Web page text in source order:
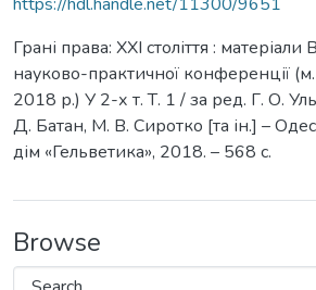
Грані права: ХХІ століття : матеріали
науково-практичної конференції
2018 р.) У 2-х т. Т. 1 / за ред. Г. О.
Д. Батан, М. В. Сиротко [та ін.] –
дім «Гельветика», 2018. – 568 с.
Browse